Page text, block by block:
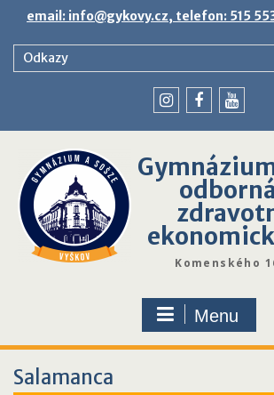
content
email: info@gykovy.cz, telefon: 515
Odkazy
Komenského
Menu
Salamanca